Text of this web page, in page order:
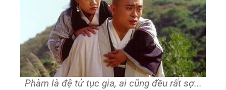
Phàm là đệ tử tục gia, ai cũng đều rất sợ...